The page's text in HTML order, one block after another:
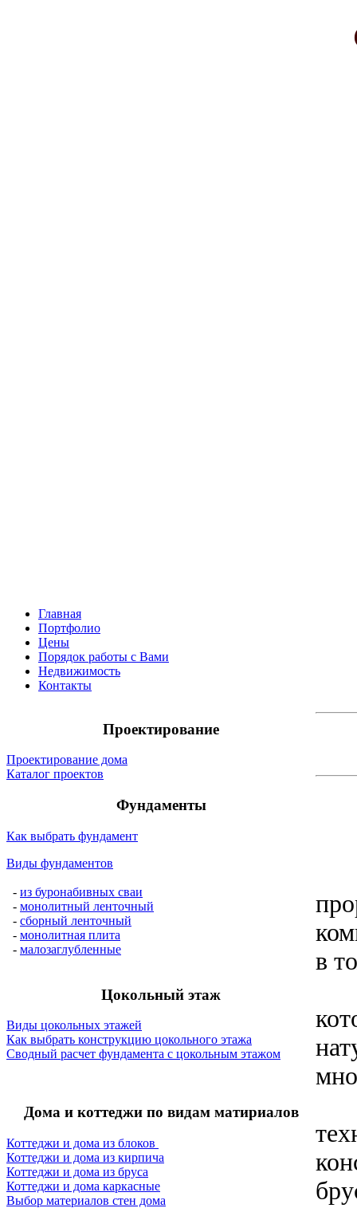
Главная
Портфолио
Цены
Порядок работы с Вами
Недвижимость
Контакты
Проектирование
Проектирование дома
Каталог проектов
Фундаменты
Как выбрать фундамент
Виды фундаментов
- из буронабивных сваи
- монолитный ленточный
- сборный ленточный
- монолитная плита
- малозаглубленные
Цокольный этаж
Виды цокольных этажей
Как выбрать конструкцию цокольного этажа
Сводный расчет фундамента с цокольным этажом
Дома и коттеджи по видам матириалов
Коттеджи и дома из блоков
Коттеджи и дома из кирпича
Коттеджи и дома из бруса
Коттеджи и дома каркасные
Выбор материалов стен дома
в